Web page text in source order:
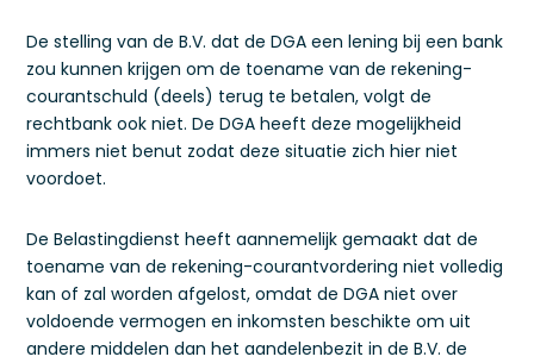
De stelling van de B.V. dat de DGA een lening bij een bank
zou kunnen krijgen om de toename van de rekening-
courantschuld (deels) terug te betalen, volgt de
rechtbank ook niet. De DGA heeft deze mogelijkheid
immers niet benut zodat deze situatie zich hier niet
voordoet.
De Belastingdienst heeft aannemelijk gemaakt dat de
toename van de rekening-courantvordering niet volledig
kan of zal worden afgelost, omdat de DGA niet over
voldoende vermogen en inkomsten beschikte om uit
andere middelen dan het aandelenbezit in de B.V. de